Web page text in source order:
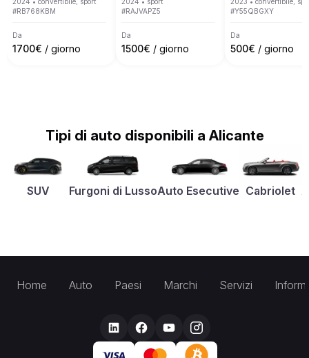
#RB768KBM
Da
1700€ / giorno
#RAJVAPZ5
Da
1500€ / giorno
#Y55QBGXY
Da
500€ / giorno
Tipi di auto disponibili a Alicante
SUV Furgoni di LussoAuto Esecutive Cabriolet
Home Auto Paesi Marchi Servizi